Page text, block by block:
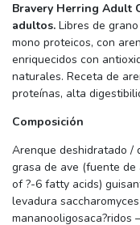
Bravery Herring Adult
adultos. Libres de
mono proteicos, con
enriquecidos con
naturales. Receta de
proteínas, alta
Composición
Arenque deshidratado /
grasa de ave (fuente de
of ?-6 fatty acids)
levadura
mananooligosaca?ridos